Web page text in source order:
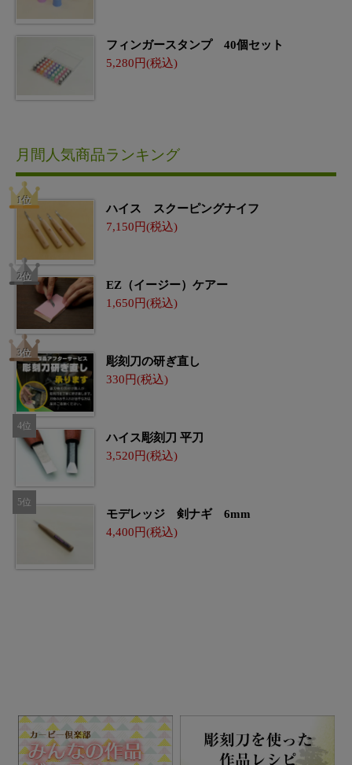
フィンガースタンプ 40個セット
5,280
月間人気商品ランキング
ハイス スクーピングナイフ
7,150
EZ（イージー）ケアー
1,650
彫刻刀の研ぎ直し
330
ハイス彫刻刀 平刀
3,520
モデレッジ 剣ナギ 6mm
4,400